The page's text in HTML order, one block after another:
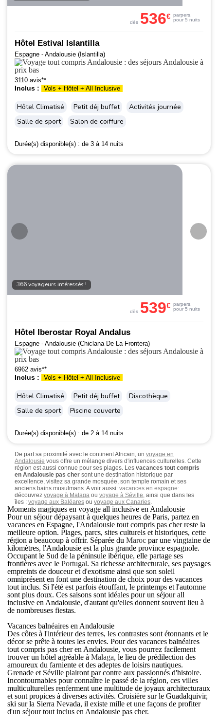
Hôtel Estival Islantilla
Espagne - Andalousie (Islantilla)
3110 avis**
Inclus : Vols + Hôtel + All Inclusive
Hôtel Climatisé Petit déj buffet
Activités journée
Salle de sport
Salon de coiffure
Durée(s) disponible(s) : de 3 à 14 nuits
dès 536€ parpers.
pour 5 nuits
366 voyageurs intéressés !
Hôtel Iberostar Royal Andalus
Espagne - Andalousie (Chiclana De La Frontera)
6962 avis**
Inclus : Vols + Hôtel + All Inclusive
Hôtel Climatisé Petit déj buffet
Discothèque
Salle de sport
Piscine couverte
Durée(s) disponible(s) : de 2 à 14 nuits
dès 539€ parpers.
pour 5 nuits
De part sa proximité avec le continent Africain, un voyage en
Andalousie vous offre un mélange divers d'influences culturelles. Cette
région est aussi connue pour ses plages. Les vacances tout compris
en Andalousie pas cher sont une destination historique par
excellence, visitez sa grande mosquée, son temple romain et ses
anciens bains musulmans. A voir aussi: vacances en espagne:
découvrez voyage à Malaga ou voyage à Séville , ainsi que dans les
îles : voyage aux Baléares ou voyage aux Canaries
Moments magiques en voyage all inclusive en Andalousie
Pour un séjour dépaysant à quelques heures de Paris, partez en
vacances en Espagne, l'Andalousie tout compris pas cherreste la
meilleure option. Plages, parcs, sites culturels et historiques, cette
région a beaucoup à offrir. Séparée du Maroc par une vingtaine de
kilomètres, l'Andalousie est la plus grande province espagnole.
Occupant le Sud de la péninsule ibérique, elle partage ses
frontières avec le Portugal. Sa richesse architecturale, ses paysages
empreints de douceur et d'exotisme ainsi que son soleil
omniprésent en font une destination de choix pour des vacances
tout inclus. Si l'été est parfois étouffant, le printemps et l'automne
sont plus doux. Ces saisons sont idéales pour un séjour all
inclusive en Andalousie, d'autant qu'elles donnent souvent lieu à
de nombreuses fiestas.
Vacances balnéaires en Andalousie
Des côtes à l'intérieur des terres, les contrastes sont étonnants et le
décor se prête à toutes les envies. Pour des vacances balnéaires
tout compris pas cher en Andalousie, vous pourrez facilement
trouver un hôtel agréable à Malaga, le lieu de prédilection des
amoureux du farniente et des adeptes de loisirs nautiques.
Grenade et Séville plairont par contre aux passionnés d'histoire.
Incontournables pour connaître le passé de la région, ces villes
multiculturelles renferment une multitude de joyaux architecturaux
et sont propices à diverses activités. Croisière sur le Guadalquivir,
ski sur la Sierra Nevada, il existe mille et une façons de profiter
d'un séjour tout inclus en Andalousie pas cher.